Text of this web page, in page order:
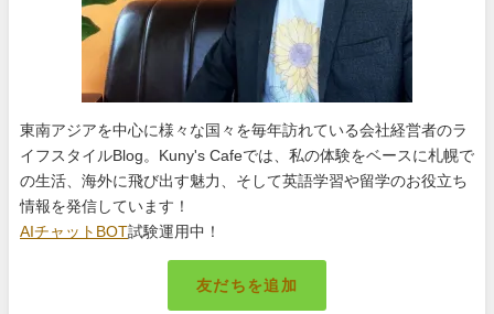
東南アジアを中心に様々な国々を毎年訪れている会社経営者のラ
イフスタイルBlog。Kuny's Cafeでは、私の体験をベースに札幌で
の生活、海外に飛び出す魅力、そして英語学習や留学のお役立ち
情報を発信しています！
AIチャットBOT試験運用中！
友だちを追加